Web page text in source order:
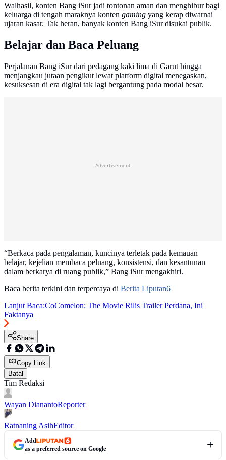
Walhasil, konten Bang iSur jadi tontonan aman dan menghibur bagi
keluarga di tengah maraknya konten gaming yang kerap diwarnai
ujaran kasar. Tak heran, banyak konten Bang iSur disukai publik.
Belajar dan Baca Peluang
Perjalanan Bang iSur dari pedagang kaki lima di Garut hingga
menjangkau jutaan pengikut lewat platform digital menegaskan,
kesuksesan di era digital tak lagi bergantung pada modal besar.
Advertisement
“Berkaca pada pengalaman, kuncinya terletak pada kemauan
belajar, kejelian membaca peluang, konsistensi, dan kesantunan
dalam berkarya di ruang publik,” Bang iSur mengakhiri.
Baca berita terkini dan terpercaya di Berita Liputan6
Lanjut Baca:CoComelon: The Movie Rilis Trailer Perdana, Ini
Faktanya
Share
Copy Link
Batal
Tim Redaksi
Wayan DianantoReporter
Ratnaning AsihEditor
Add
as a preferred source on Google